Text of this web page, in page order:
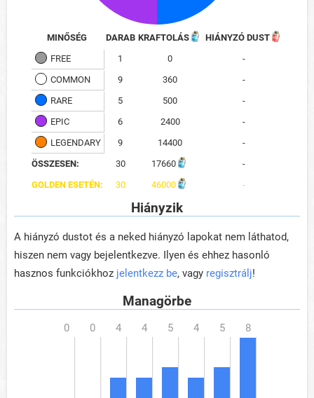
MINŐSÉG DARAB KRAFTOLÁS
HIÁNYZÓ DUST
FREE
1 0
-
COMMON
9 360
-
RARE
5 500
-
EPIC
6 2400
-
LEGENDARY
9 14400
-
ÖSSZESEN:
30 17660
-
GOLDEN ESETÉN:
30 46000 -
Hiányzik
A hiányzó dustot és a neked hiányzó lapokat nem láthatod,
hiszen nem vagy bejelentkezve. Ilyen és ehhez hasonló
hasznos funkciókhoz jelentkezz be, vagy regisztrálj!
Managörbe